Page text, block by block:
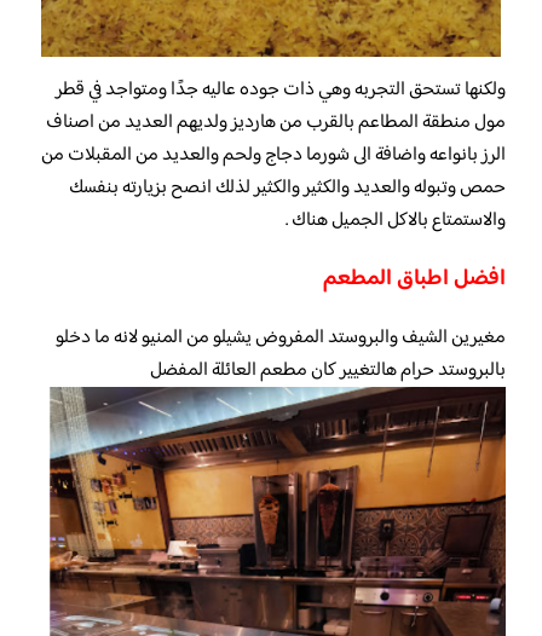
ولكنها تستحق التجربه وهي ذات جوده عاليه جدًا ومتواجد في قطر
مول منطقة المطاعم بالقرب من هارديز ولديهم العديد من اصناف
الرز بانواعه واضافة الى شورما دجاج ولحم والعديد من المقبلات من
حمص وتبوله والعديد والكثير والكثير لذلك انصح بزيارته بنفسك
والاستمتاع بالاكل الجميل هناك .
افضل اطباق المطعم
مغيرين الشيف والبروستد المفروض يشيلو من المنيو لانه ما دخلو
بالبروستد حرام هالتغيير كان مطعم العائلة المفضل